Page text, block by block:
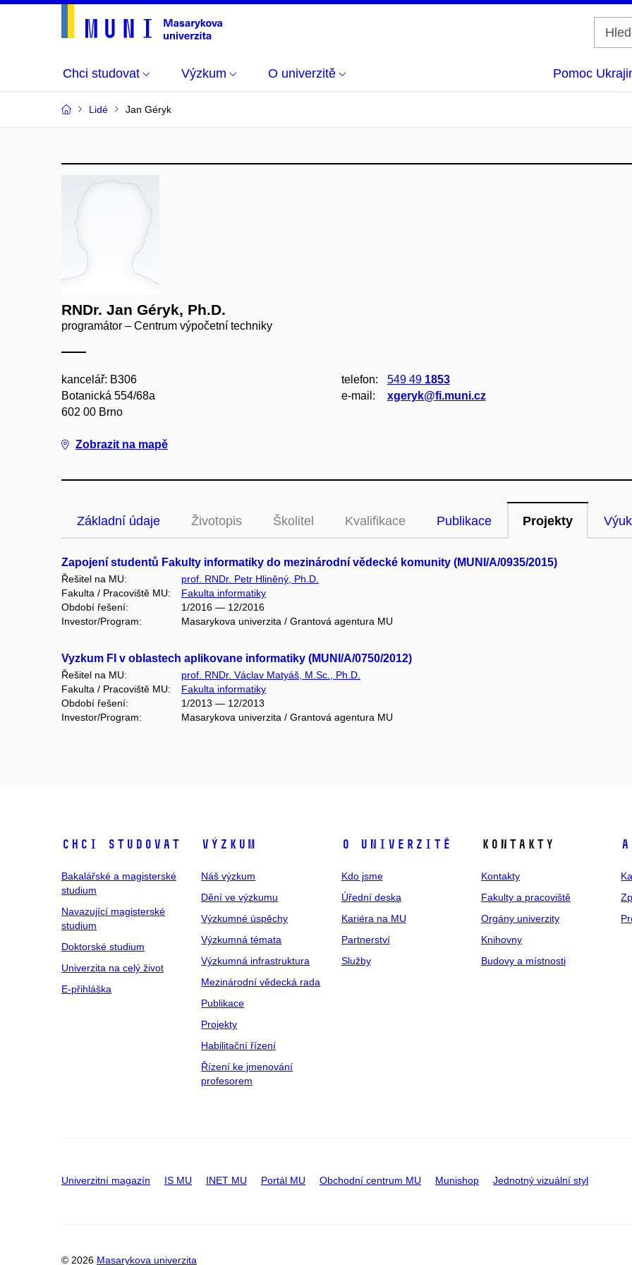
Chci studovat Výzkum O univerzitě Pomoc
Lidé Jan Géryk
RNDr. Jan Géryk, Ph.D.
programátor – Centrum výpočetní techniky
kancelář: B306
Botanická 554/68a
602 00 Brno
Zobrazit na mapě
telefon: 549 49 1853
e‑mail:
xgeryk@fi.muni.cz
Základní údaje Životopis Školitel Kvalifikace Publikace Projekty
Zapojení studentů Fakulty informatiky do mezinárodní vědecké komunity (MUNI/A/0935/2015)
Řešitel na MU:
prof. RNDr. Petr Hliněný, Ph.D.
Fakulta / Pracoviště MU:
Fakulta informatiky
Období řešení:
1/2016 — 12/2016
Investor/Program:
Masarykova univerzita / Grantová agentura MU
Vyzkum FI v oblastech aplikovane informatiky (MUNI/A/0750/2012)
Řešitel na MU:
prof. RNDr. Václav Matyáš, M.Sc., Ph.D.
Fakulta / Pracoviště MU:
Fakulta informatiky
Období řešení:
1/2013 — 12/2013
Investor/Program:
Masarykova univerzita / Grantová agentura MU
Chci studovat
Bakalářské a magisterské
studium
Navazující magisterské
studium
Doktorské studium
Univerzita na celý život
E-přihláška
Výzkum
Náš výzkum
Dění ve výzkumu
Výzkumné úspěchy
Výzkumná témata
Výzkumná infrastruktura
Mezinárodní vědecká rada
Publikace
Projekty
Habilitační řízení
Řízení ke jmenování
profesorem
O univerzitě
Kdo jsme
Úřední deska
Kariéra na MU
Partnerství
Služby
Kontakty
Kontakty
Fakulty a pracoviště
Orgány univerzity
Knihovny
Budovy a místnosti
Univerzitní magazín IS MU INET MU Portál MU Obchodní centrum MU Munishop Jednotný vizuální styl
© 2026 Masarykova univerzita